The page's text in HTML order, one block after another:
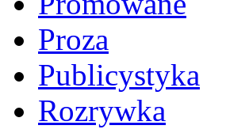
Proza
Publicystyka
Rozrywka